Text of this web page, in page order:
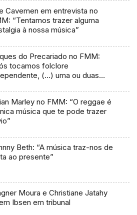
Cavemen em entrevista no
“Tentamos trazer alguma
à nossa música”
do Precariado no FMM:
tocamos folclore
(…) uma ou duas
Marley no FMM: “O reggae é
música que te pode trazer
Beth: “A música traz-nos de
ao presente”
Moura e Christiane Jatahy
Ibsen em tribunal